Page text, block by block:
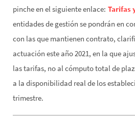
pinche en el siguiente enlace: Tarifas
entidades de gestión se pondrán en
con las que mantienen contrato,
actuación este año 2021, en la que
las tarifas, no al cómputo total de
a la disponibilidad real de los
trimestre.